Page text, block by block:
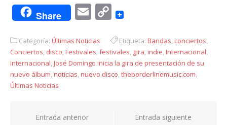
Share EmailCopy
Categoría: Últimas Noticias Etiqueta: Bandas, conciertos,
Conciertos, disco,Festivales,festivales, gira,indie,Internacional,
Internacional,José Domingo inicia la gira de presentación de su
nuevo álbum,noticias,nuevo disco,theborderlinemusic.com,
Últimas Noticias
Navegación
Entrada anterior Entrada siguiente